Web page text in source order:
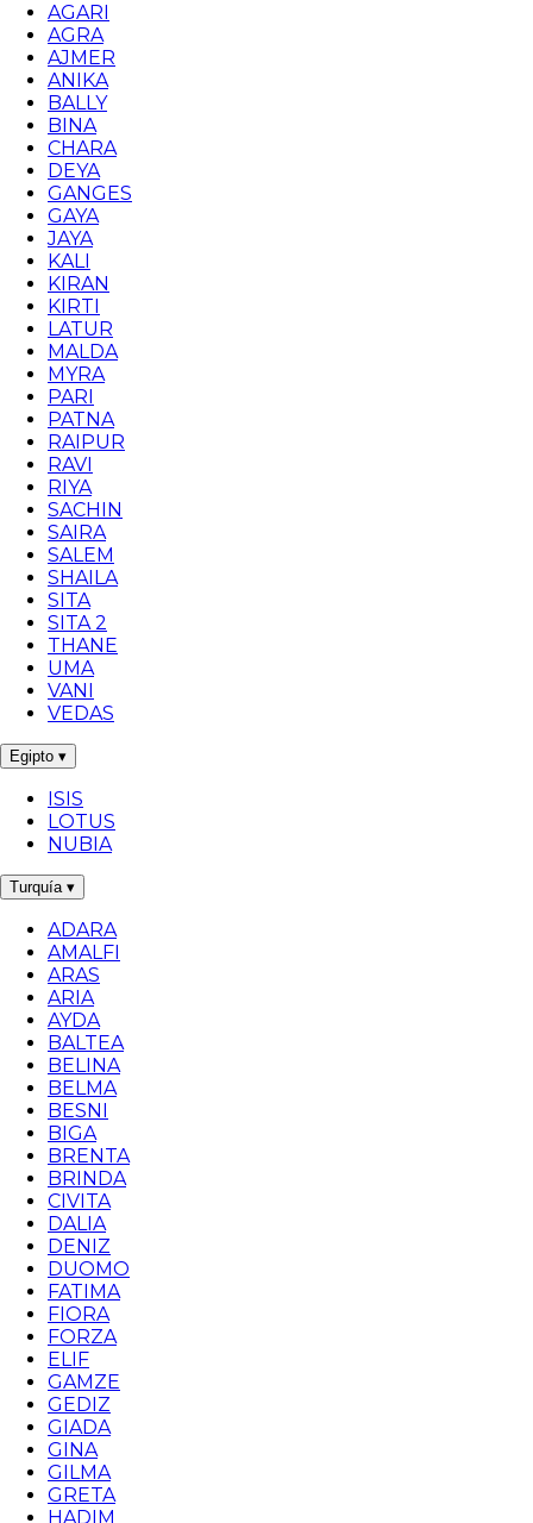
AGARI
AGRA
AJMER
ANIKA
BALLY
BINA
CHARA
DEYA
GANGES
GAYA
JAYA
KALI
KIRAN
KIRTI
LATUR
MALDA
MYRA
PARI
PATNA
RAIPUR
RAVI
RIYA
SACHIN
SAIRA
SALEM
SHAILA
SITA
SITA 2
THANE
UMA
VANI
VEDAS
Egipto ▾
ISIS
LOTUS
NUBIA
Turquía ▾
ADARA
AMALFI
ARAS
ARIA
AYDA
BALTEA
BELINA
BELMA
BESNI
BIGA
BRENTA
BRINDA
CIVITA
DALIA
DENIZ
DUOMO
FATIMA
FIORA
FORZA
ELIF
GAMZE
GEDIZ
GIADA
GINA
GILMA
GRETA
HADIM